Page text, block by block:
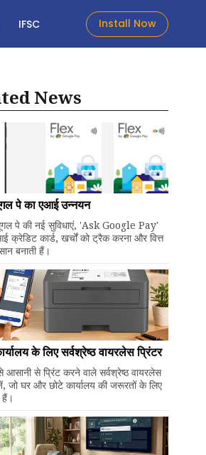
IFSC Install Now
News
पे का एआई उन्नयन
पे की नई सुविधाएं, 'Ask Google Pay'
क्रेडिट कार्ड, खर्चों को ट्रैक करना और वित्त
बनाती हैं।
के लिए सर्वश्रेष्ठ वायरलेस प्रिंटर
आसानी से प्रिंट करने वाले सर्वश्रेष्ठ वायरलेस
जो घर और छोटे कार्यालय की जरूरतों के लिए